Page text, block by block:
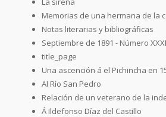
Memorias de una hermana de la
Notas literarias y bibliográficas
Septiembre de 1891 - Número
title_page
Una ascención á el Pichincha en
Al Río San Pedro
Relación de un veterano de la
Á Ildefonso Díaz del Castillo